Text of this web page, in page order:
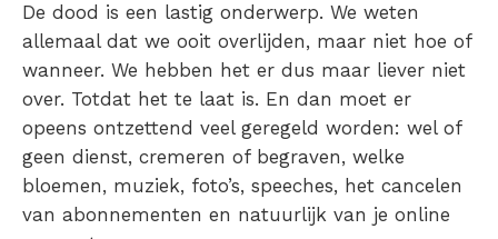
De dood is een lastig onderwerp. We weten
allemaal dat we ooit overlijden, maar niet hoe of
wanneer. We hebben het er dus maar liever niet
over. Totdat het te laat is. En dan moet er
opeens ontzettend veel geregeld worden: wel of
geen dienst, cremeren of begraven, welke
bloemen, muziek, foto’s, speeches, het cancelen
van abonnementen en natuurlijk van je online